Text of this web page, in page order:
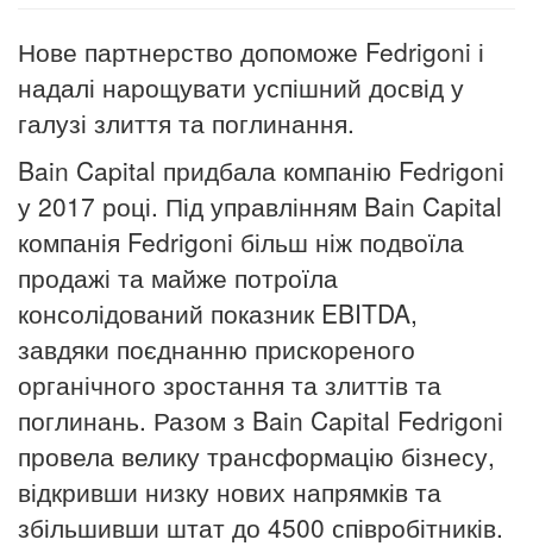
Нове партнерство допоможе Fedrigoni і
надалі нарощувати успішний досвід у
галузі злиття та поглинання.
Bain Capital придбала компанію Fedrigoni
у 2017 році. Під управлінням Bain Capital
компанія Fedrigoni більш ніж подвоїла
продажі та майже потроїла
консолідований показник EBITDA,
завдяки поєднанню прискореного
органічного зростання та злиттів та
поглинань. Разом з Bain Capital Fedrigoni
провела велику трансформацію бізнесу,
відкривши низку нових напрямків та
збільшивши штат до 4500 співробітників.